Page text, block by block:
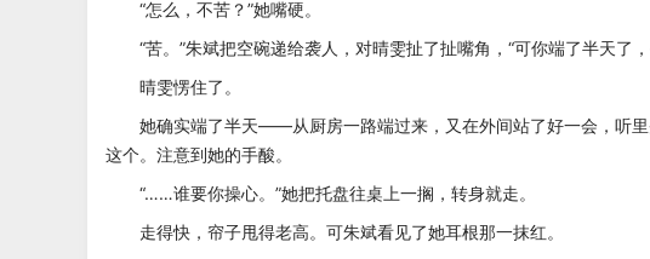
“怎么，不苦？”她嘴硬。
“苦。”朱斌把空碗递给袭人，对晴雯扯了扯嘴角，“可你端了半天了
晴雯愣住了。
她确实端了半天——从厨房一路端过来，又在外间站了好一会，听里
这个。注意到她的手酸。
“……谁要你操心。”她把托盘往桌上一搁，转身就走。
走得快，帘子甩得老高。可朱斌看见了她耳根那一抹红。